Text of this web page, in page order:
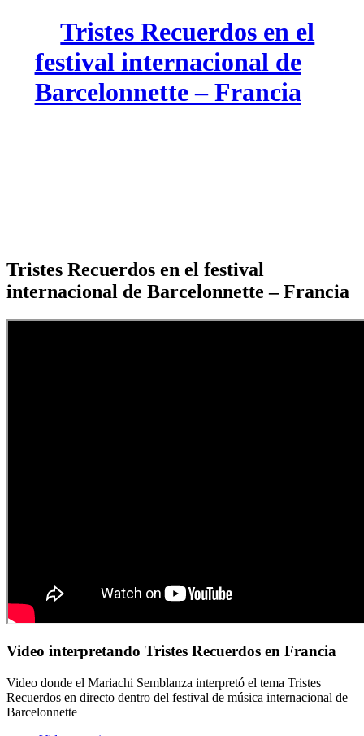
Tristes Recuerdos en el
festival internacional de
Barcelonnette – Francia
Tristes Recuerdos en el festival
internacional de Barcelonnette – Francia
Video interpretando Tristes Recuerdos en Francia
Video donde el Mariachi Semblanza interpretó el tema Tristes
Recuerdos en directo dentro del festival de música internacional de
Barcelonnette